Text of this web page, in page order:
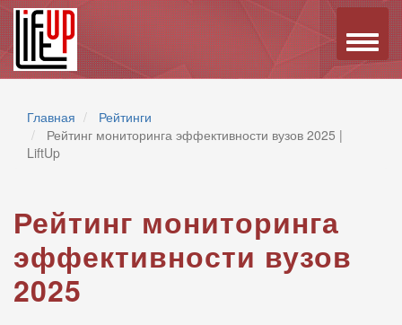
Toggle
Главная
Рейтинги
Рейтинг мониторинга эффективности вузов 2025 |
LiftUp
Рейтинг мониторинга
эффективности вузов
2025